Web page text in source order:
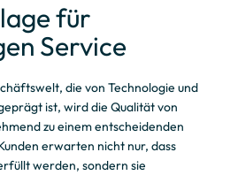
für
Service
die von Technologie und
ist, wird die Qualität von
zu einem entscheidenden
erwarten nicht nur, dass
werden, sondern sie